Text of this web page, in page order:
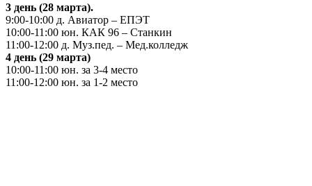
3 день (28 марта).
9:00-10:00 д. Авиатор – ЕПЭТ
10:00-11:00 юн. КАК 96 – Станкин
11:00-12:00 д. Муз.пед. – Мед.колледж
4 день (29 марта)
10:00-11:00 юн. за 3-4 место
11:00-12:00 юн. за 1-2 место